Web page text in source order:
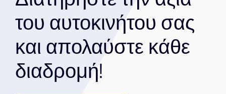
του αυτοκινήτου σας
και απολαύστε κάθε
διαδρομή!